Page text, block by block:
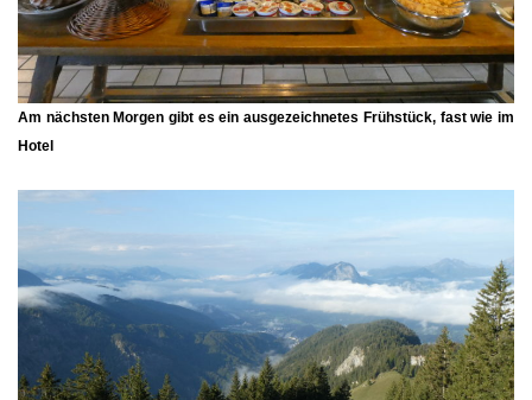
Am nächsten Morgen gibt es ein ausgezeichnetes Frühstück, fast wie im
Hotel